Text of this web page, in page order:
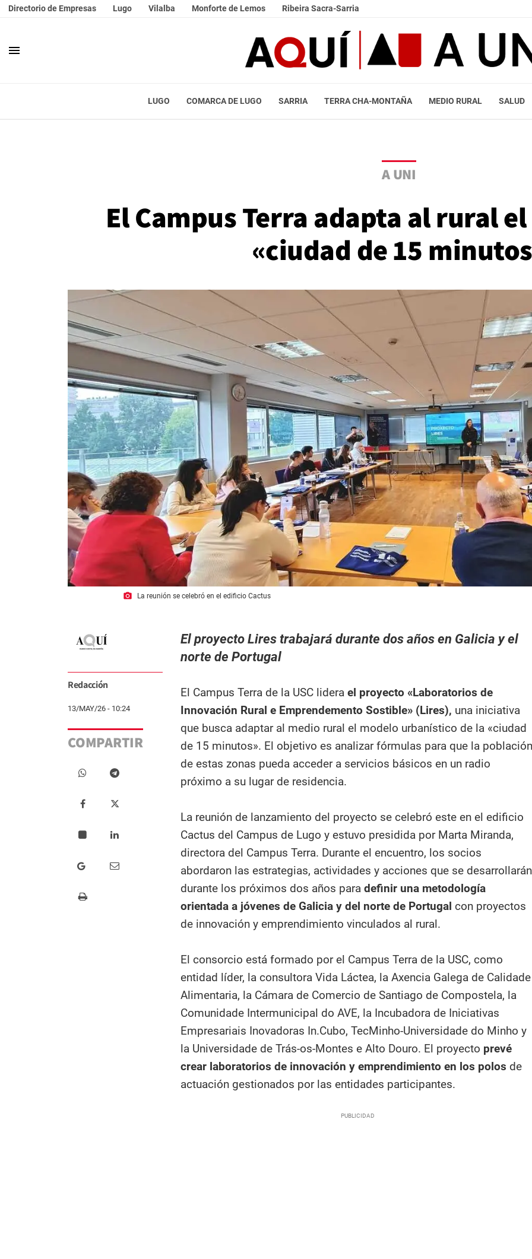
Directorio de Empresas Lugo Vilalba Monforte de Lemos Ribeira Sacra-Sarria
menu
LUGO COMARCA DE LUGO SARRIA TERRA CHA-MONTAÑA MEDIO RURAL SALUD
A UNI
El Campus Terra adapta al rural
«ciudad de 15
photo_camera La reunión se celebró en el edificio Cactus
Redacción
13/MAY/26 - 10:24
COMPARTIR
El proyecto Lires trabajará durante dos años en Galicia y el
norte de Portugal
El Campus Terra de la USC lidera el proyecto «Laboratorios de
Innovación Rural e Emprendemento Sostible» (Lires), una iniciativa
que busca adaptar al medio rural el modelo urbanístico de la «ciudad
de 15 minutos». El objetivo es analizar fórmulas para que la población
de estas zonas pueda acceder a servicios básicos en un radio
próximo a su lugar de residencia.
La reunión de lanzamiento del proyecto se celebró este en el edificio
Cactus del Campus de Lugo y estuvo presidida por Marta Miranda,
directora del Campus Terra. Durante el encuentro, los socios
abordaron las estrategias, actividades y acciones que se desarrollarán
durante los próximos dos años para definir una metodología
orientada a jóvenes de Galicia y del norte de Portugal con proyectos
de innovación y emprendimiento vinculados al rural.
El consorcio está formado por el Campus Terra de la USC, como
entidad líder, la consultora Vida Láctea, la Axencia Galega de Calidade
Alimentaria, la Cámara de Comercio de Santiago de Compostela, la
Comunidade Intermunicipal do AVE, la Incubadora de Iniciativas
Empresariais Inovadoras In.Cubo, TecMinho-Universidade do Minho y
la Universidade de Trás-os-Montes e Alto Douro. El proyecto prevé
crear laboratorios de innovación y emprendimiento en los polos de
actuación gestionados por las entidades participantes.